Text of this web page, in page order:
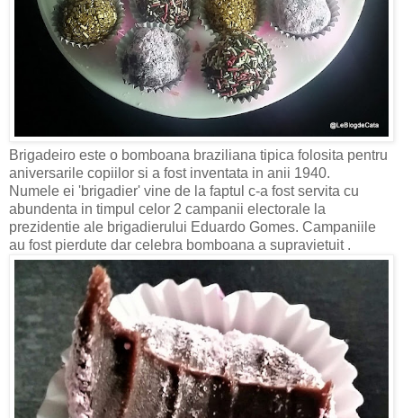
Brigadeiro este o bomboana braziliana tipica folosita pentru
aniversarile copiilor si a fost inventata in anii 1940.
Numele ei 'brigadier' vine de la faptul c-a fost servita cu
abundenta in timpul celor 2 campanii electorale la
prezidentie ale brigadierului Eduardo Gomes. Campaniile
au fost pierdute dar celebra bomboana a supravietuit .